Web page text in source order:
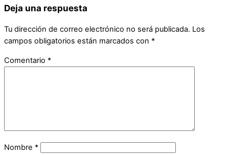
Deja una respuesta
Tu dirección de correo electrónico no será publicada. Los
campos obligatorios están marcados con *
Comentario *
Nombre *